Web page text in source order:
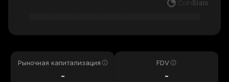
Рыночная капитализация
-
FDV
-